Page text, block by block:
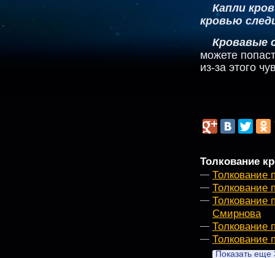
Капли
кровью
Кровавые
можете
из-за этого
Толкование
Толкование
Толкование
Толкование
Смирнова
Толкование
Толкование
Показать еще